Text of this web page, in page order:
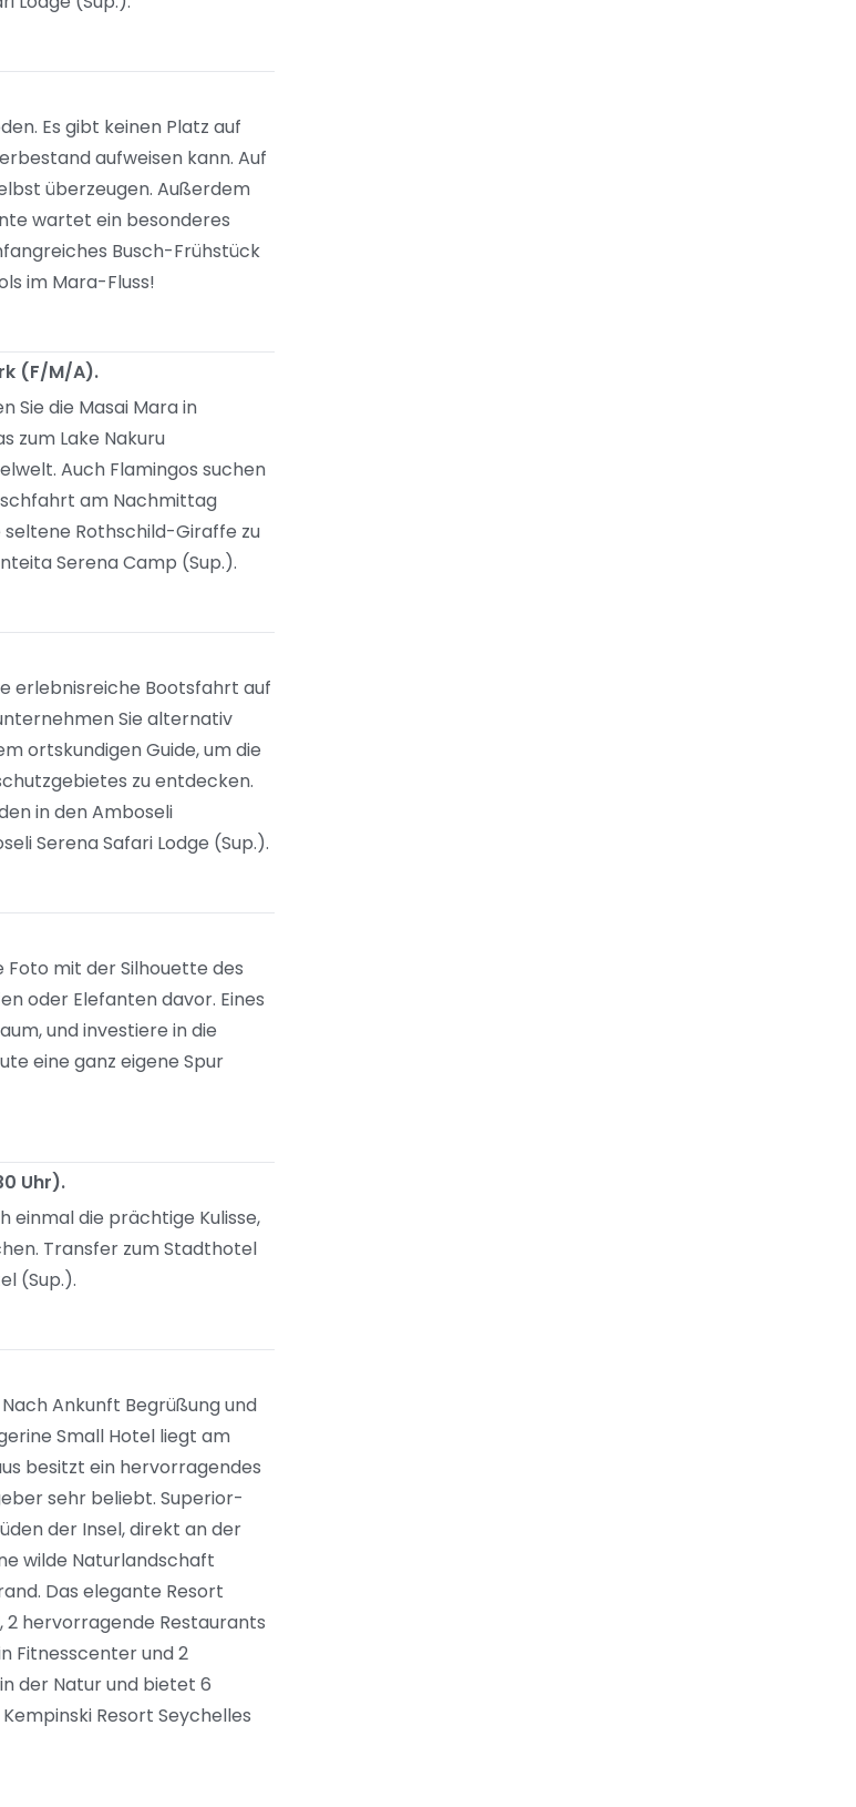
Es gibt keinen Platz auf
aufweisen kann. Auf
überzeugen. Außerdem
wartet ein besonderes
Busch-Frühstück
im Mara-Fluss!
(F/M/A).
Sie die Masai Mara in
zum Lake Nakuru
Auch Flamingos suchen
am Nachmittag
seltene Rothschild-Giraffe zu
Serena Camp (Sup.).
erlebnisreiche Bootsfahrt auf
Sie alternativ
ortskundigen Guide, um die
zu entdecken.
in den Amboseli
Serena Safari Lodge (Sup.).
mit der Silhouette des
oder Elefanten davor. Eines
und investiere in die
eine ganz eigene Spur
Uhr).
einmal die prächtige Kulisse,
Transfer zum Stadthotel
(Sup.).
Ankunft Begrüßung und
Small Hotel liegt am
besitzt ein hervorragendes
sehr beliebt. Superior-
der Insel, direkt an der
wilde Naturlandschaft
Das elegante Resort
hervorragende Restaurants
Fitnesscenter und 2
der Natur und bietet 6
Resort Seychelles